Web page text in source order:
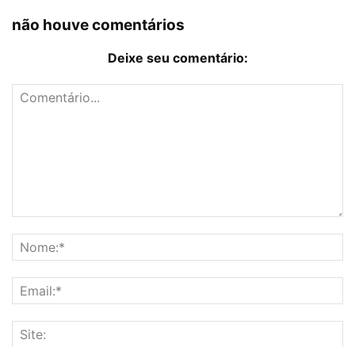
não houve comentários
Deixe seu comentário: